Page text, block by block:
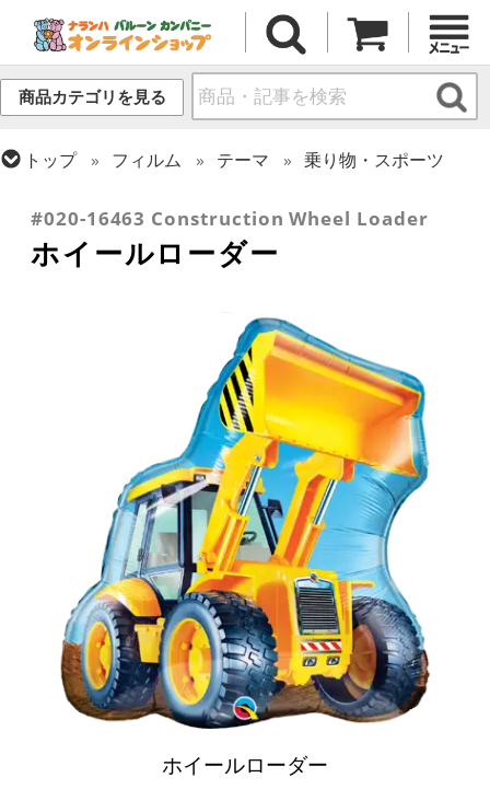
商品カテゴリを見る
トップ フィルム テーマ
乗り物・スポーツ
ひなまつり・こどもの日
#020-16463 Construction Wheel Loader
ホイールローダー
ホイールローダー